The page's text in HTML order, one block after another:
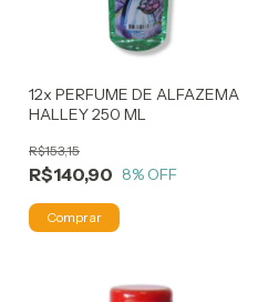
12x PERFUME DE ALFAZEMA
HALLEY 250 ML
R$140,90
R$153,15
8% OFF